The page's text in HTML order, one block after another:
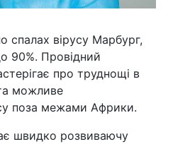
спалах вірусу Марбург,
90%. Провідний
про труднощі в
можливе
поза межами Африки.
швидко розвиваючу